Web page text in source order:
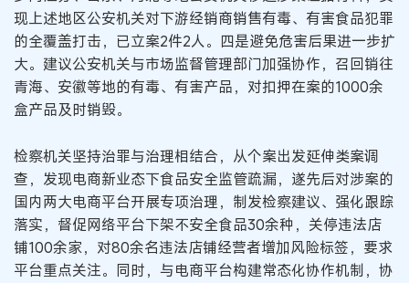
现上述地区公安机关对下游经销商销售有毒、有害食品犯罪
的全覆盖打击，已立案2件2人。四是避免危害后果进一步扩
大。建议公安机关与市场监督管理部门加强协作，召回销往
青海、安徽等地的有毒、有害产品，对扣押在案的1000余
盒产品及时销毁。
检察机关坚持治罪与治理相结合，从个案出发延伸类案调
查，发现电商新业态下食品安全监管疏漏，遂先后对涉案的
国内两大电商平台开展专项治理，制发检察建议、强化跟踪
落实，督促网络平台下架不安全食品30余种，关停违法店
铺100余家，对80余名违法店铺经营者增加风险标签，要求
平台重点关注。同时，与电商平台构建常态化协作机制，协